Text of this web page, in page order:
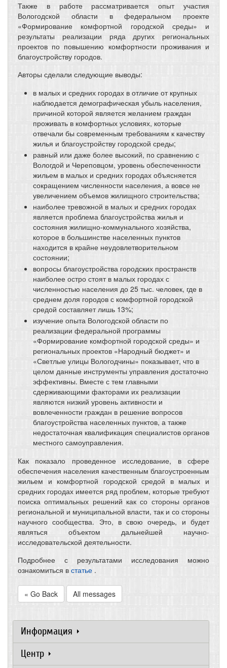
Также в работе рассматривается опыт участия
Вологодской области в федеральном проекте
«Формирование комфортной городской среды» и
результаты реализации ряда других региональных
проектов по повышению комфортности проживания и
благоустройству городов.
Авторы сделали следующие выводы:
в малых и средних городах в отличие от крупных
наблюдается демографическая убыль населения,
причиной которой является желанием граждан
проживать в комфортных условиях, которые
отвечали бы современным требованиям к качеству
жилья и благоустройству городской среды;
равный или даже более высокий, по сравнению с
Вологдой и Череповцом, уровень обеспеченности
жильем в малых и средних городах объясняется
сокращением численности населения, а вовсе не
увеличением объемов жилищного строительства;
наиболее тревожной в малых и средних городах
является проблема благоустройства жилья и
состояния жилищно-коммунального хозяйства,
которое в большинстве населенных пунктов
находится в крайне неудовлетворительном
состоянии;
вопросы благоустройства городских пространств
наиболее остро стоят в малых городах с
численностью населения до 25 тыс. человек, где в
среднем доля городов с комфортной городской
средой составляет лишь 13%;
изучение опыта Вологодской области по
реализации федеральной программы
«Формирование комфортной городской среды» и
региональных проектов «Народный бюджет» и
«Светлые улицы Вологодчины» показывает, что в
целом данные инструменты управления достаточно
эффективны. Вместе с тем главными
сдерживающими факторами их реализации
являются низкий уровень активности и
вовлеченности граждан в решение вопросов
благоустройства населенных пунктов, а также
недостаточная квалификация специалистов органов
местного самоуправления.
Как показало проведенное исследование, в сфере
обеспечения населения качественным благоустроенным
жильем и комфортной городской средой в малых и
средних городах имеется ряд проблем, которые требуют
поиска оптимальных решений как со стороны органов
региональной и муниципальной власти, так и со стороны
научного сообщества. Это, в свою очередь, и будет
являться объектом дальнейшей научно-
исследовательской деятельности.
Подробнее с результатами исследования можно
ознакомиться в статье .
« Go Back All messages
Информация
Центр